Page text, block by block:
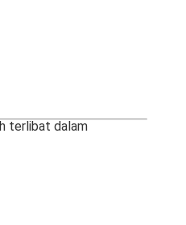
terlibat dalam